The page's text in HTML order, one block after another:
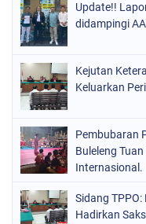
Update!!
didampingi
Kejutan
Keluarkan
Pembubaran
Buleleng
Internasional.
Sidang
Hadirkan